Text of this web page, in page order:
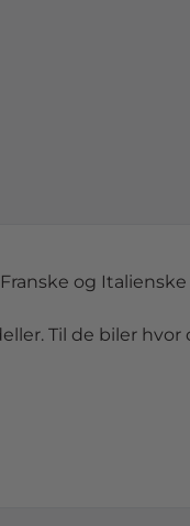
og Italienske
Til de biler